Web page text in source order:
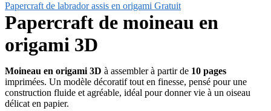
Papercraft de labrador assis en origami Gratuit
Papercraft de moineau en
origami 3D
Moineau en origami 3D à assembler à partir de 10 pages
imprimées. Un modèle décoratif tout en finesse, pensé pour une
construction fluide et agréable, idéal pour donner vie à un oiseau
délicat en papier.